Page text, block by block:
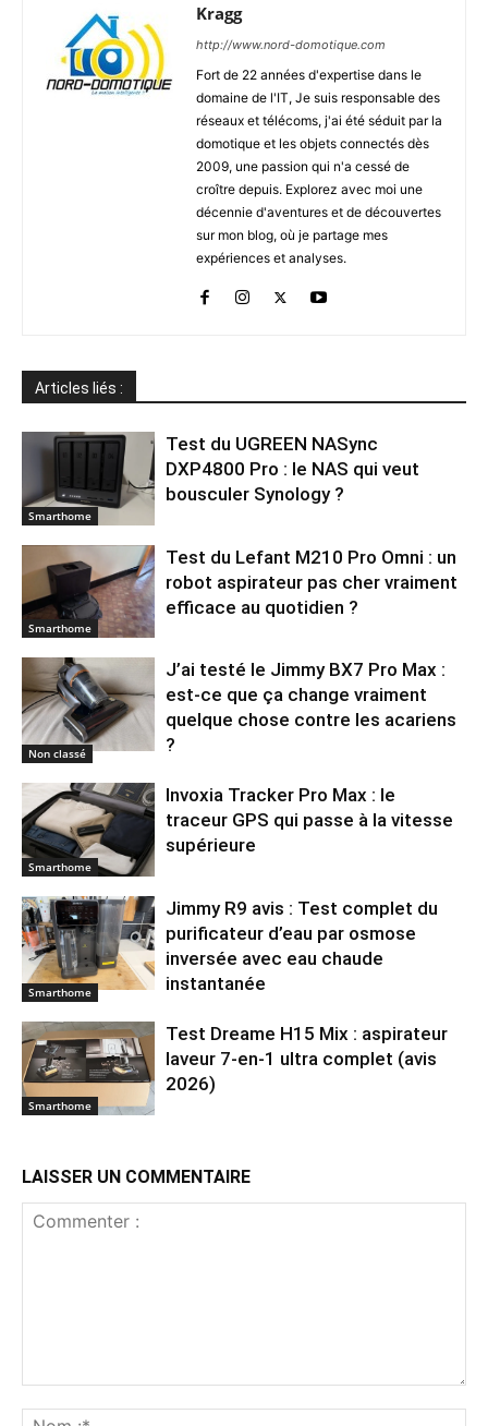
Kragg
http://www.nord-domotique.com
Fort de 22 années d'expertise dans le
domaine de l'IT, Je suis responsable des
réseaux et télécoms, j'ai été séduit par la
domotique et les objets connectés dès
2009, une passion qui n'a cessé de
croître depuis. Explorez avec moi une
décennie d'aventures et de découvertes
sur mon blog, où je partage mes
expériences et analyses.
Articles liés :
Smarthome
Test du UGREEN NASync
DXP4800 Pro : le NAS qui veut
bousculer Synology ?
Smarthome
Test du Lefant M210 Pro Omni : un
robot aspirateur pas cher vraiment
efficace au quotidien ?
Non classé
J’ai testé le Jimmy BX7 Pro Max :
est-ce que ça change vraiment
quelque chose contre les acariens
?
Smarthome
Invoxia Tracker Pro Max : le
traceur GPS qui passe à la vitesse
supérieure
Smarthome
Jimmy R9 avis : Test complet du
purificateur d’eau par osmose
inversée avec eau chaude
instantanée
Smarthome
Test Dreame H15 Mix : aspirateur
laveur 7-en-1 ultra complet (avis
2026)
LAISSER UN COMMENTAIRE